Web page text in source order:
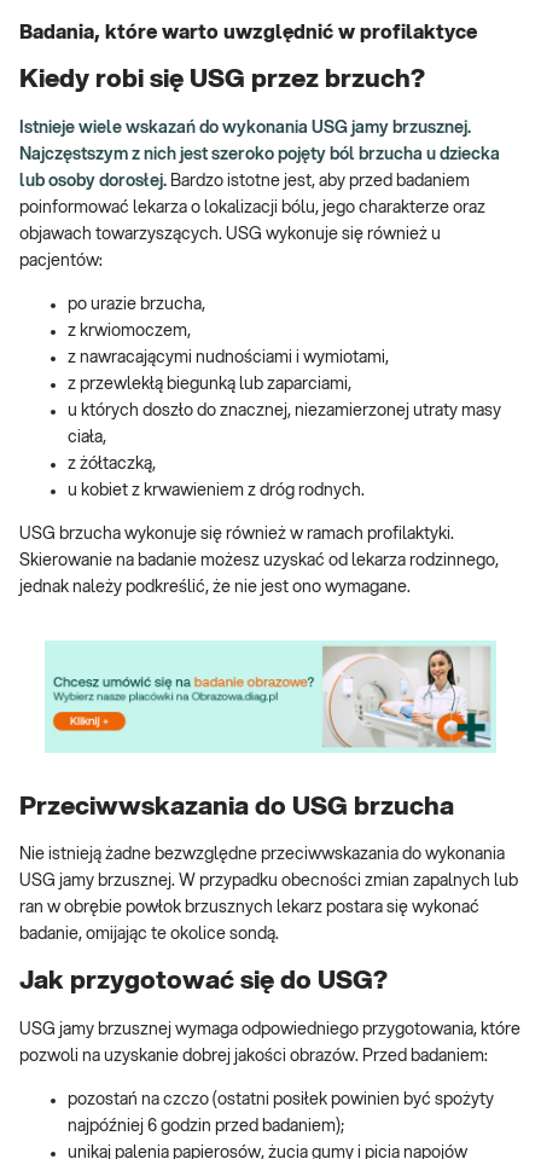
Badania, które warto uwzględnić w profilaktyce
Kiedy robi się USG przez brzuch?
Istnieje wiele wskazań do wykonania USG jamy brzusznej.
Najczęstszym z nich jest szeroko pojęty ból brzucha u dziecka
lub osoby dorosłej. Bardzo istotne jest, aby przed badaniem
poinformować lekarza o lokalizacji bólu, jego charakterze oraz
objawach towarzyszących. USG wykonuje się również u
pacjentów:
po urazie brzucha,
z krwiomoczem,
z nawracającymi nudnościami i wymiotami,
z przewlekłą biegunką lub zaparciami,
u których doszło do znacznej, niezamierzonej utraty masy
ciała,
z żółtaczką,
u kobiet z krwawieniem z dróg rodnych.
USG brzucha wykonuje się również w ramach profilaktyki.
Skierowanie na badanie możesz uzyskać od lekarza rodzinnego,
jednak należy podkreślić, że nie jest ono wymagane.
Przeciwwskazania do USG brzucha
Nie istnieją żadne bezwzględne przeciwwskazania do wykonania
USG jamy brzusznej. W przypadku obecności zmian zapalnych lub
ran w obrębie powłok brzusznych lekarz postara się wykonać
badanie, omijając te okolice sondą.
Jak przygotować się do USG?
USG jamy brzusznej wymaga odpowiedniego przygotowania, które
pozwoli na uzyskanie dobrej jakości obrazów. Przed badaniem:
pozostań na czczo (ostatni posiłek powinien być spożyty
najpóźniej 6 godzin przed badaniem);
unikaj palenia papierosów, żucia gumy i picia napojów